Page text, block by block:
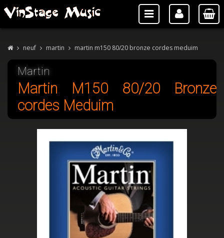
neuf martin martin m150 80/20 bronze cordes meduim
Martin
Martin M150 80/20 Bronze
cordes Meduim